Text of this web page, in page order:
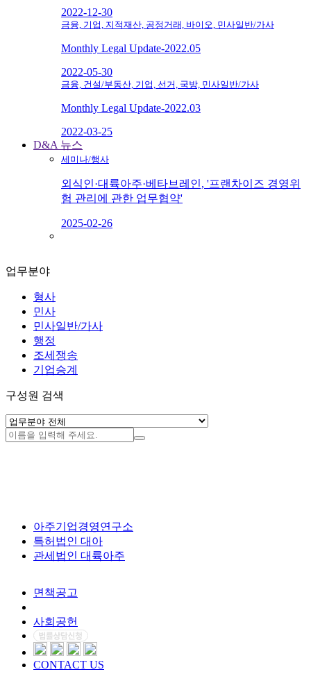
2022-12-30
금융, 기업, 지적재산, 공정거래, 바이오, 민사일반/가사
Monthly Legal Update-2022.05
2022-05-30
금융, 건설/부동산, 기업, 선거, 국방, 민사일반/가사
Monthly Legal Update-2022.03
2022-03-25
D&A 뉴스
세미나/행사
외식인·대륙아주·베타브레인, '프랜차이즈 경영위
험 관리에 관한 업무협약'
2025-02-26
업무분야
형사
민사
민사일반/가사
행정
조세쟁송
기업승계
구성원 검색
아주기업경영연구소
특허법인 대아
관세법인 대륙아주
면책공고
사회공헌
CONTACT US